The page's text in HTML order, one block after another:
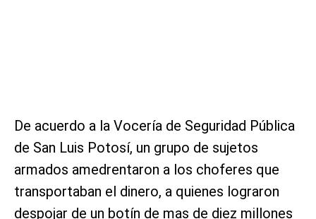
De acuerdo a la Vocería de Seguridad Pública
de San Luis Potosí, un grupo de sujetos
armados amedrentaron a los choferes que
transportaban el dinero, a quienes lograron
despojar de un botín de mas de diez millones